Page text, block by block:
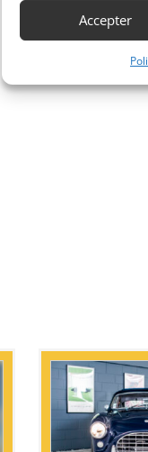
Accepter